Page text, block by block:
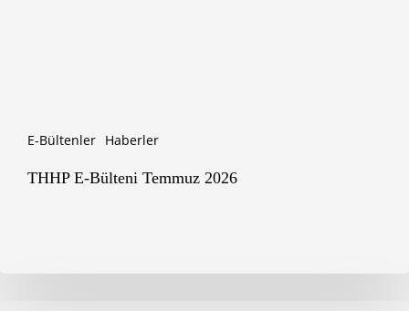
E-Bültenler Haberler
THHP E-Bülteni Temmuz 2026